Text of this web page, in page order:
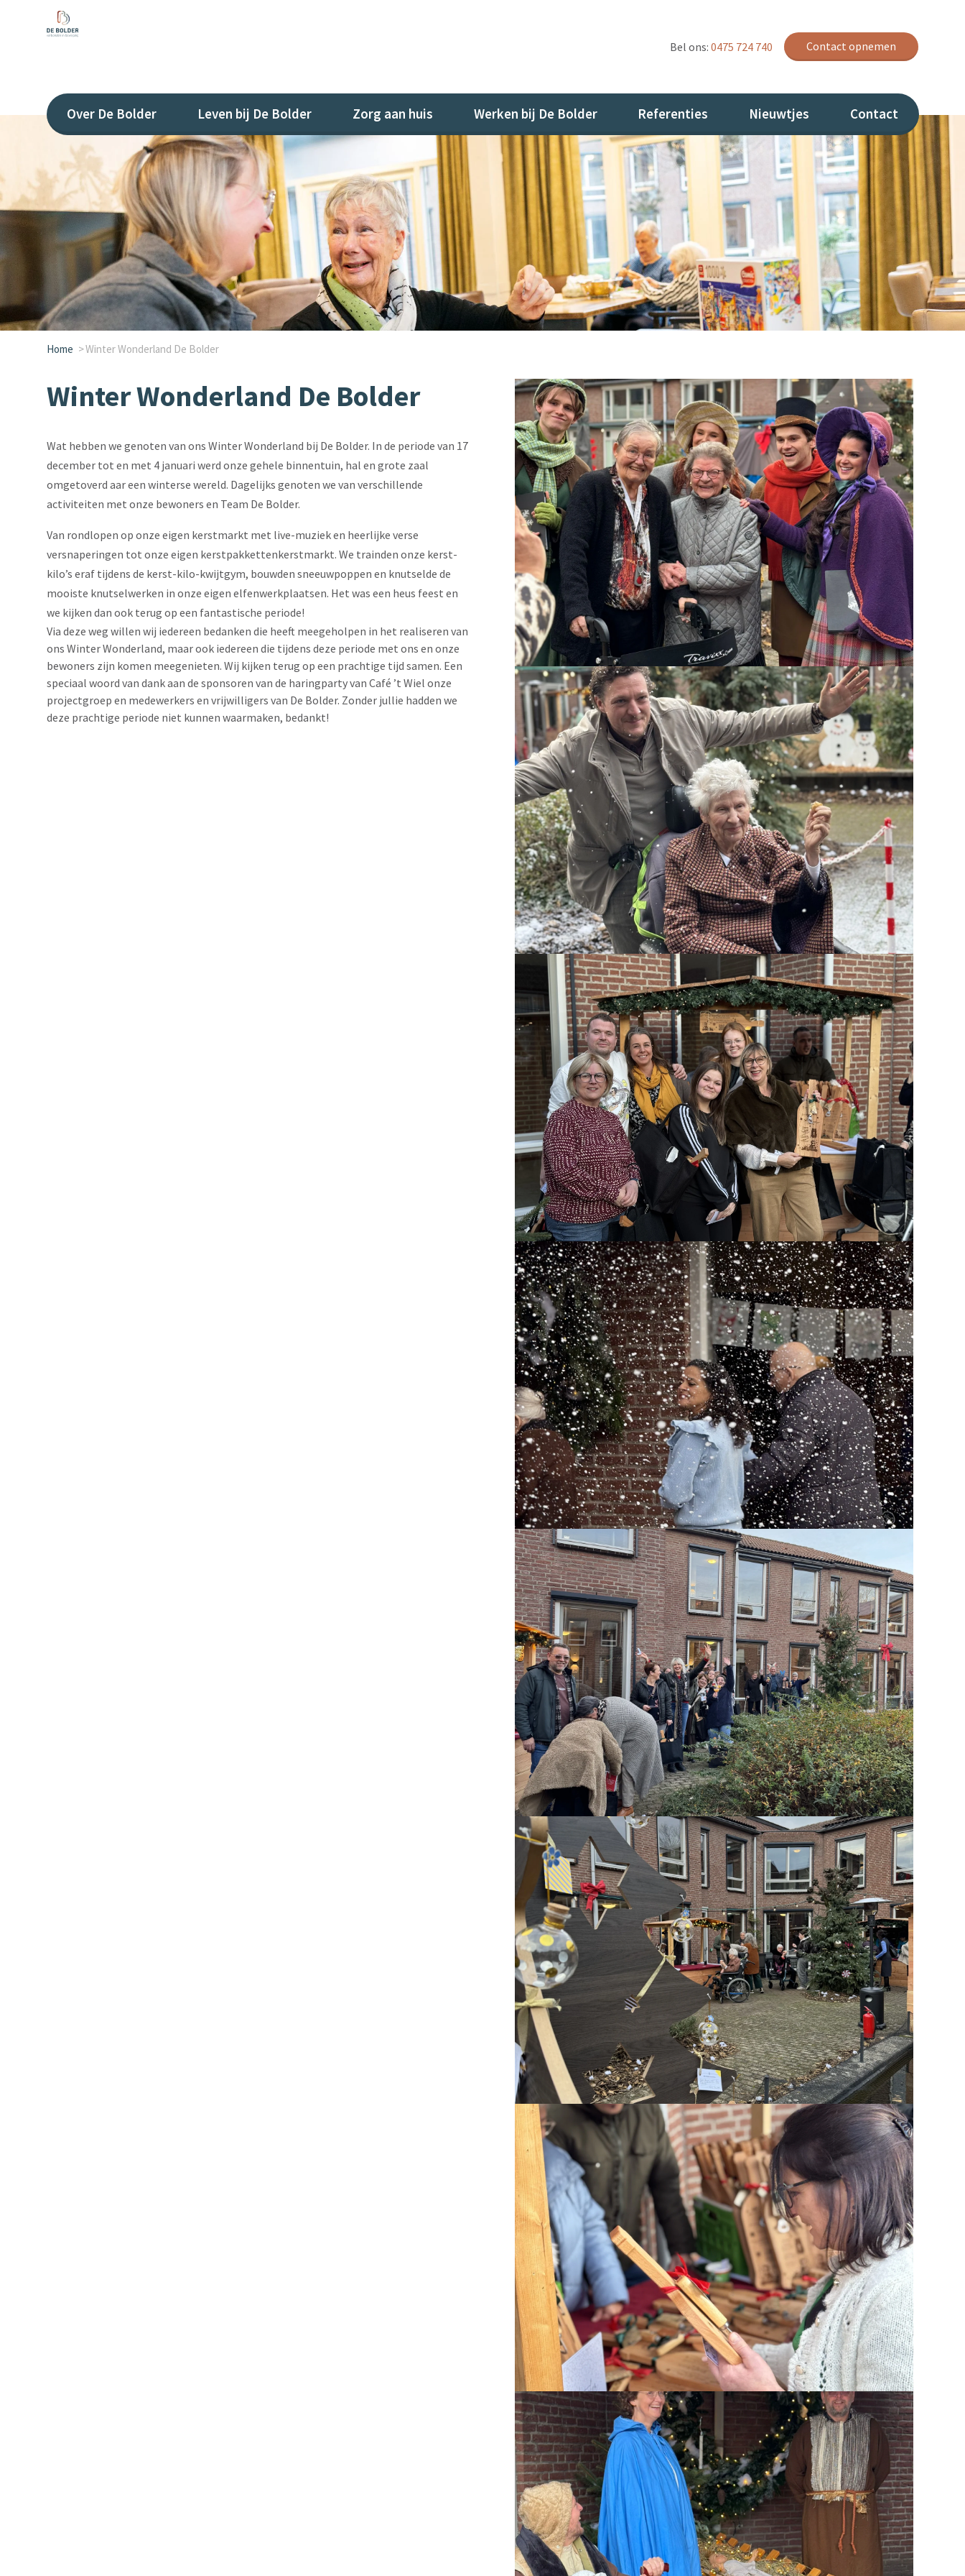
Bel ons:0475 724 740 Contact opnemen
Over De Bolder Leven bij De Bolder Zorg aan huis Werken bij De Bolder Referenties Nieuwtjes Contact
Home Winter Wonderland De Bolder
Winter Wonderland De Bolder
Wat hebben we genoten van ons Winter Wonderland bij De Bolder. In de periode van 17
december tot en met 4 januari werd onze gehele binnentuin, hal en grote zaal
omgetoverd aar een winterse wereld. Dagelijks genoten we van verschillende
activiteiten met onze bewoners en Team De Bolder.
Van rondlopen op onze eigen kerstmarkt met live-muziek en heerlijke verse
versnaperingen tot onze eigen kerstpakkettenkerstmarkt. We trainden onze kerst-
kilo’s eraf tijdens de kerst-kilo-kwijtgym, bouwden sneeuwpoppen en knutselde de
mooiste knutselwerken in onze eigen elfenwerkplaatsen. Het was een heus feest en
we kijken dan ook terug op een fantastische periode!
Via deze weg willen wij iedereen bedanken die heeft meegeholpen in het realiseren van
ons Winter Wonderland, maar ook iedereen die tijdens deze periode met ons en onze
bewoners zijn komen meegenieten. Wij kijken terug op een prachtige tijd samen. Een
speciaal woord van dank aan de sponsoren van de haringparty van Café ’t Wiel onze
projectgroep en medewerkers en vrijwilligers van De Bolder. Zonder jullie hadden we
deze prachtige periode niet kunnen waarmaken, bedankt!